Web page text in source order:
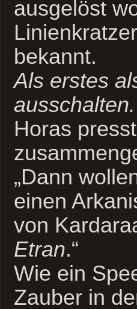
ausgelöst
bekannt.
Als erstes
ausschalten.
Horas
„Dann
einen
von
Etran.“
Wie ein
Zauber in